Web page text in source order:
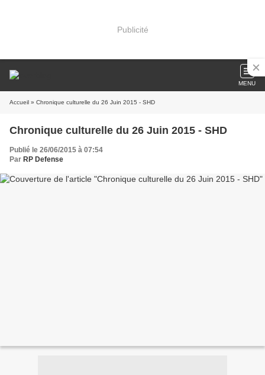
Publicité
MENU
Accueil » Chronique culturelle du 26 Juin 2015 - SHD
Chronique culturelle du 26 Juin 2015 - SHD
Publié le 26/06/2015 à 07:54
Par RP Defense